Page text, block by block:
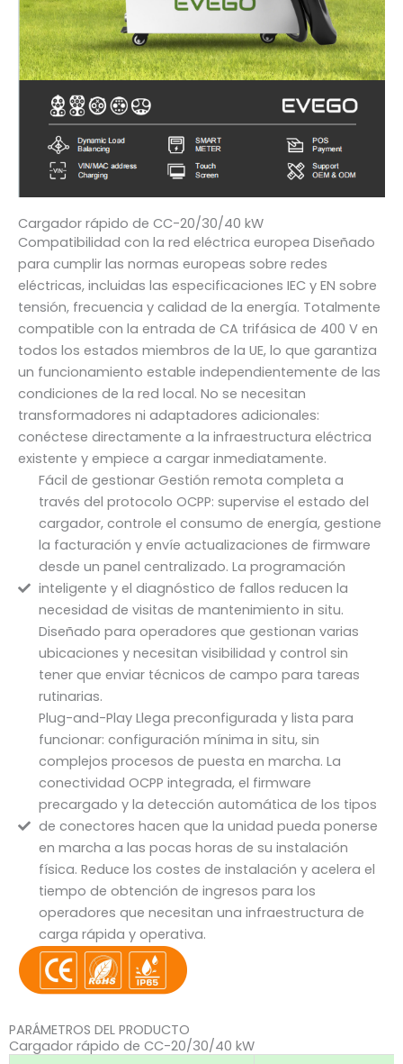
Cargador rápido de CC-20/30/40 kW
Compatibilidad con la red eléctrica europea Diseñado
para cumplir las normas europeas sobre redes
eléctricas, incluidas las especificaciones IEC y EN sobre
tensión, frecuencia y calidad de la energía. Totalmente
compatible con la entrada de CA trifásica de 400 V en
todos los estados miembros de la UE, lo que garantiza
un funcionamiento estable independientemente de las
condiciones de la red local. No se necesitan
transformadores ni adaptadores adicionales:
conéctese directamente a la infraestructura eléctrica
existente y empiece a cargar inmediatamente.
Fácil de gestionar Gestión remota completa a
través del protocolo OCPP: supervise el estado del
cargador, controle el consumo de energía, gestione
la facturación y envíe actualizaciones de firmware
desde un panel centralizado. La programación
inteligente y el diagnóstico de fallos reducen la
necesidad de visitas de mantenimiento in situ.
Diseñado para operadores que gestionan varias
ubicaciones y necesitan visibilidad y control sin
tener que enviar técnicos de campo para tareas
rutinarias.
Plug-and-Play Llega preconfigurada y lista para
funcionar: configuración mínima in situ, sin
complejos procesos de puesta en marcha. La
conectividad OCPP integrada, el firmware
precargado y la detección automática de los tipos
de conectores hacen que la unidad pueda ponerse
en marcha a las pocas horas de su instalación
física. Reduce los costes de instalación y acelera el
tiempo de obtención de ingresos para los
operadores que necesitan una infraestructura de
carga rápida y operativa.
PARÁMETROS DEL PRODUCTO
Cargador rápido de CC-20/30/40 kW